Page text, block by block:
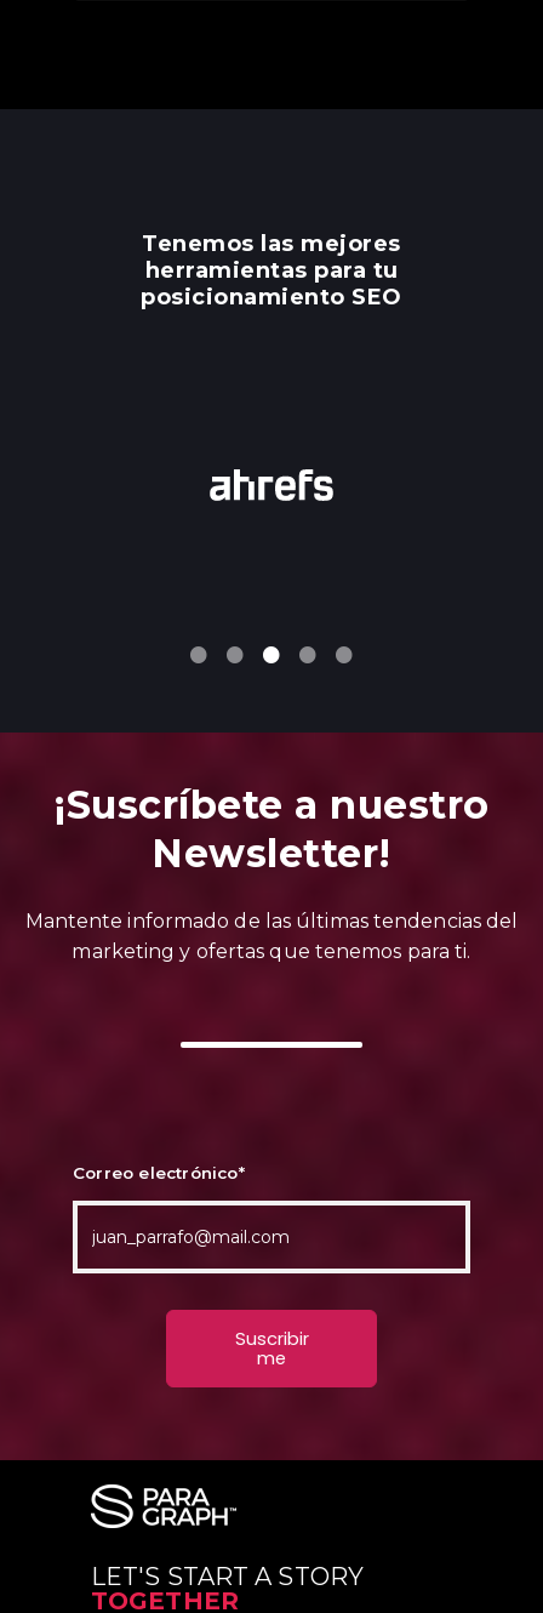
Tenemos las mejores
herramientas para tu
posicionamiento SEO
¡Suscríbete a nuestro
Newsletter!
Mantente informado de las últimas tendencias del
marketing y ofertas que tenemos para ti.
Correo electrónico*
LET'S START A STORY
TOGETHER